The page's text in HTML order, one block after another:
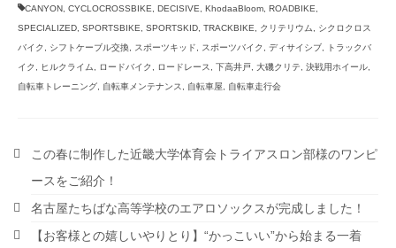
CANYON CYCLOCROSSBIKE DECISIVE KhodaaBloom ROADBIKE
SPECIALIZED SPORTSBIKE SPORTSKID TRACKBIKE クリテリウム
シクロクロス
バイク
シフトケーブル交換 スポーツキッド スポーツバイク ディサイシブ
トラックバ
イク
ヒルクライム ロードバイク ロードレース 下高井戸 大磯クリテ 決戦用ホイール
自転車トレーニング
自転車メンテナンス 自転車屋 自転車走行会
この春に制作した近畿大学体育会トライアスロン部様のワンピ
ースをご紹介！
名古屋たちばな高等学校のエアロソックスが完成しました！
【お客様との嬉しいやりとり】“かっこいい”から始まる一着